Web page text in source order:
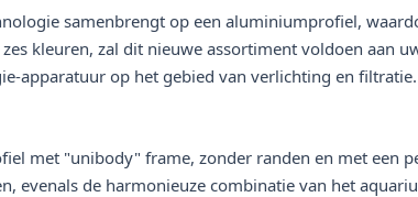
samenbrengt op een aluminiumprofiel,
kleuren, zal dit nieuwe assortiment voldoen aan
apparatuur op het gebied van verlichting en filtratie.
met "unibody" frame, zonder randen en met een
evenals de harmonieuze combinatie van het